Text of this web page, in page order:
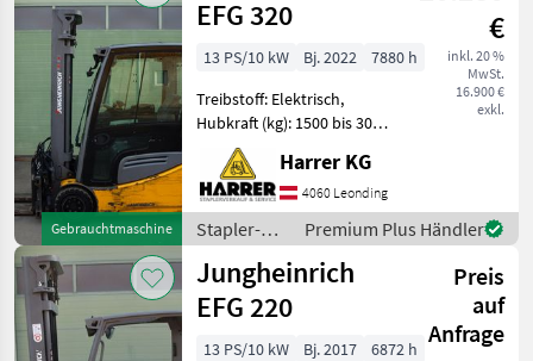
/
Jungheinrich
Gebrauchtmaschine
EFG 320
€
inkl. 20 %
MwSt.
16.900 €
exkl.
13 PS/10 kW Bj. 2022
7880 h
Treibstoff: Elektrisch,
Hubkraft (kg): 1500 bis 3000,
Masttyp: Triplex, Stapler-
Bauart:
Frontstapler/Gabelstapler,
Kabine, Zusatz-
Hydraulikkreis
Jungheinrich Elektrostapl
Harrer KG
4060 Leonding
Stapler-
und
Lagertechnik
/
Jungheinrich
Premium Plus Händler
Jungheinrich
EFG 220
Preis
auf
Anfrage
13 PS/10 kW Bj. 2017
6872 h